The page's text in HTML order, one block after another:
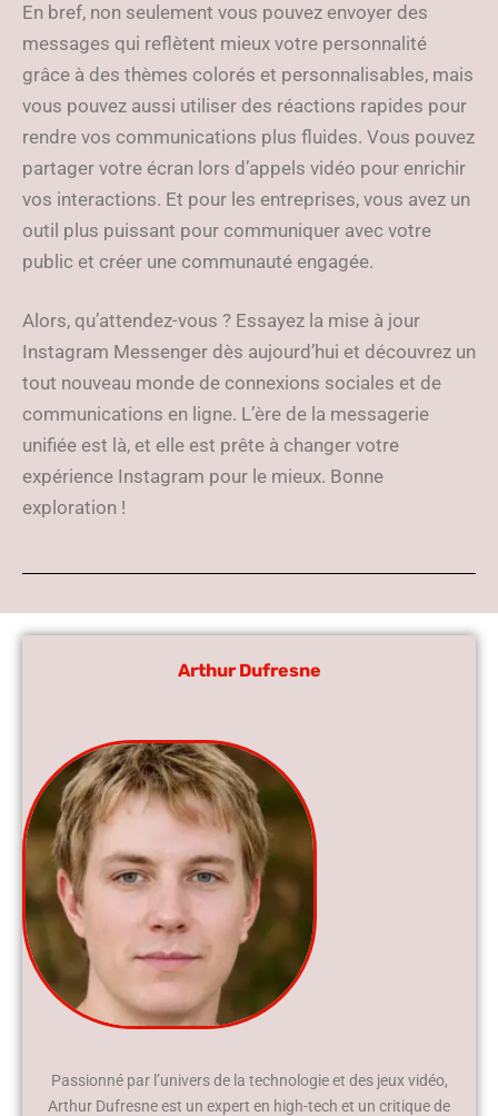
En bref, non seulement vous pouvez envoyer des
messages qui reflètent mieux votre personnalité
grâce à des thèmes colorés et personnalisables, mais
vous pouvez aussi utiliser des réactions rapides pour
rendre vos communications plus fluides. Vous pouvez
partager votre écran lors d’appels vidéo pour enrichir
vos interactions. Et pour les entreprises, vous avez un
outil plus puissant pour communiquer avec votre
public et créer une communauté engagée.
Alors, qu’attendez-vous ? Essayez la mise à jour
Instagram Messenger dès aujourd’hui et découvrez un
tout nouveau monde de connexions sociales et de
communications en ligne. L’ère de la messagerie
unifiée est là, et elle est prête à changer votre
expérience Instagram pour le mieux. Bonne
exploration !
Arthur Dufresne
Passionné par l’univers de la technologie et des jeux vidéo,
Arthur Dufresne est un expert en high-tech et un critique de